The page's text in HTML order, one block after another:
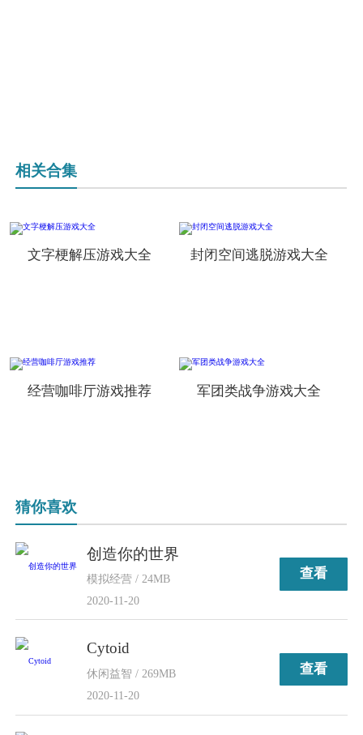
相关合集
文字梗解压游戏大全 封闭空间逃脱游戏大全
经营咖啡厅游戏推荐 军团类战争游戏大全
猜你喜欢
创造你的世界
模拟经营 / 24MB
2020-11-20
查看
Cytoid
休闲益智 / 269MB
2020-11-20
查看